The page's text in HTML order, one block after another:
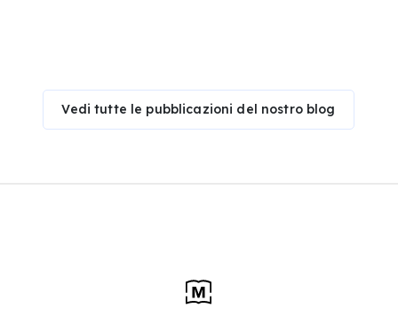
Vedi tutte le pubblicazioni del nostro blog